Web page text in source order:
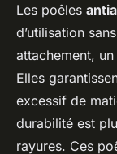
Les poêles
d’utilisation
attachement,
Elles
excessif de
durabilité est
rayures. Ces